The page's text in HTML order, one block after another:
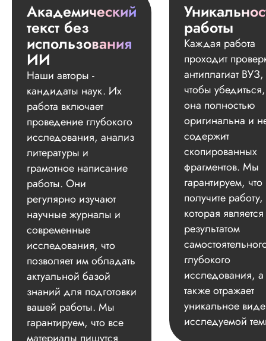
Академический
текст без
использования
ИИ
Наши авторы -
кандидаты наук. Их
работа включает
проведение глубокого
исследования, анализ
литературы и
грамотное написание
работы. Они
регулярно изучают
научные журналы и
современные
исследования, что
позволяет им обладать
актуальной базой
знаний для подготовки
вашей работы. Мы
гарантируем, что все
работы
Каждая работа
проходит
антиплагиат ВУЗ,
чтобы
она полностью
оригинальна и
содержит
скопированных
фрагментов. Мы
гарантируем,
получите работу,
которая является
результатом
глубокого
исследования, а
также отражает
уникальное
исследуемой
Дана
Вид работы:
Докторская
диссертация
2025-11-01
У меня был заказ
докторскую
диссертацию по
достаточно
теме, поэтому
вышла достаточно
дорогой. Я
попробовала
несколько
самостоятельно и
отправила
Стоимость немного
скинули, за что
огромное
целом ...
Читать полный